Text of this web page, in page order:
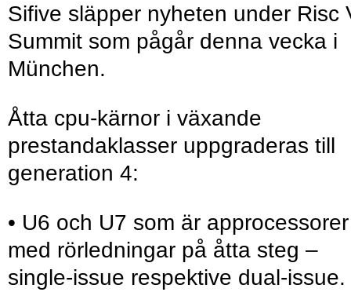
Sifive släpper nyheten under Risc
Summit som pågår denna vecka i
München.
Åtta cpu-kärnor i växande
prestandaklasser uppgraderas till
generation 4:
• U6 och U7 som är approcessorer
med rörledningar på åtta steg –
single-issue respektive dual-issue.